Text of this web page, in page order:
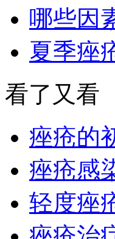
哪些因
夏季痤
看了又看
痤疮的
痤疮感
轻度痤